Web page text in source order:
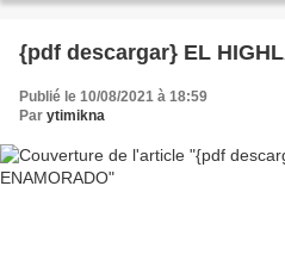
gratis Ebook...
{pdf descargar} EL
Publié le 10/08/2021 à 18:59
Par ytimikna